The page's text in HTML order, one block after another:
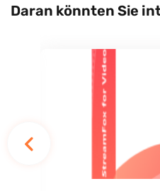
Daran könnten Sie